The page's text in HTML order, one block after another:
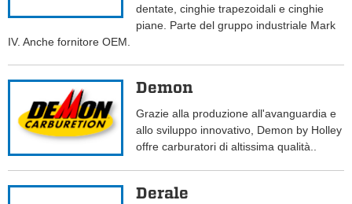
dentate, cinghie trapezoidali e cinghie
piane. Parte del gruppo industriale Mark
IV. Anche fornitore OEM.
Demon
Grazie alla produzione all'avanguardia e
allo sviluppo innovativo, Demon by Holley
offre carburatori di altissima qualità..
Derale